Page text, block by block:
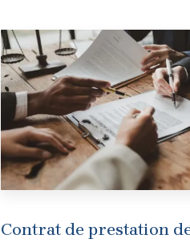
Contrat de prestation